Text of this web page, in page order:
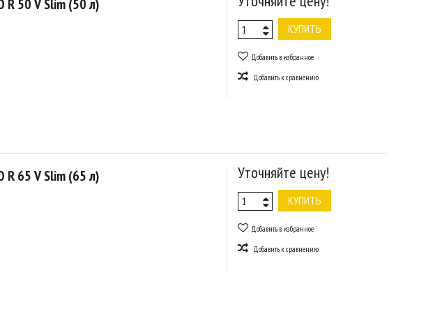
R 50 V Slim (50 л)
КУПИТЬ
Добавить в избранное
Добавить к сравнению
R 65 V Slim (65 л) Уточняйте цену!
КУПИТЬ
Добавить в избранное
Добавить к сравнению